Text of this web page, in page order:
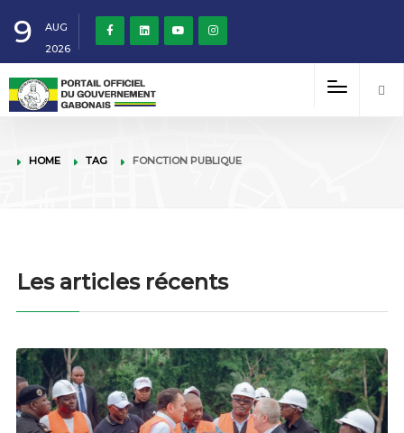
9
AUG
2026
HOME TAG FONCTION PUBLIQUE
Les articles récents